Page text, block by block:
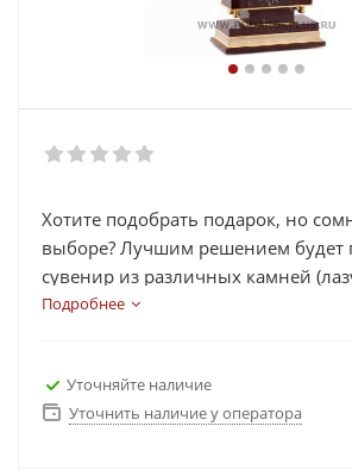
Хотите подобрать подарок, но
выборе? Лучшим решением будет
сувенир из различных камней
яшма, змеевик, агат, рубин, нефрит
несут в себе определенную
помогают в работе, делах,
Подробнее
Уточняйте наличие
Уточнить наличие у оператора